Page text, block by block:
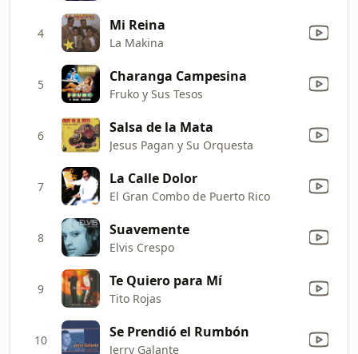
4 Mi Reina
La Makina
5 Charanga Campesina
Fruko y Sus Tesos
6 Salsa de la Mata
Jesus Pagan y Su Orquesta
7 La Calle Dolor
El Gran Combo de Puerto Rico
8 Suavemente
Elvis Crespo
9 Te Quiero para Mí
Tito Rojas
10 Se Prendió el Rumbón
Jerry Galante